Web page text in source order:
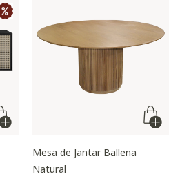
Mesa de Jantar Ballena
Natural